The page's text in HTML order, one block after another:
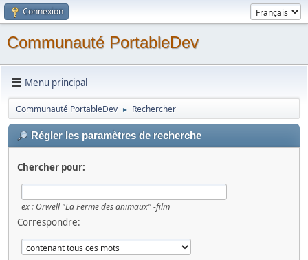
Connexion
Communauté PortableDev
Menu principal
Communauté PortableDev ► Rechercher
Régler les paramètres de recherche
Chercher pour:
ex : Orwell "La Ferme des animaux" -film
Correspondre: